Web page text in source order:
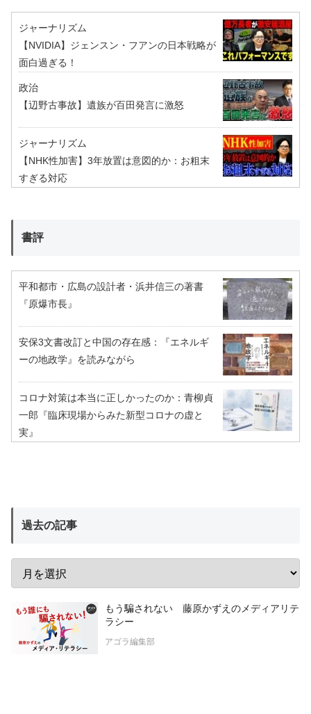
ジャーナリズム
【NVIDIA】ジェンスン・フアンの日本戦略が
面白過ぎる！
政治
【辺野古事故】遺族が百田発言に激怒
ジャーナリズム
【NHK性加害】3年放置は意図的か：お粗末
すぎる対応
書評
平和都市・広島の設計者・浜井信三の著書
『原爆市長』
安保3文書改訂と中国の存在感：『エネルギ
ーの地政学』を読みながら
コロナ対策は本当に正しかったのか：青柳貞
一郎『臨床現場からみた新型コロナの虚と
実』
過去の記事
もう騙されない 藤原かずえのメディアリテ
ラシー
アゴラ編集部